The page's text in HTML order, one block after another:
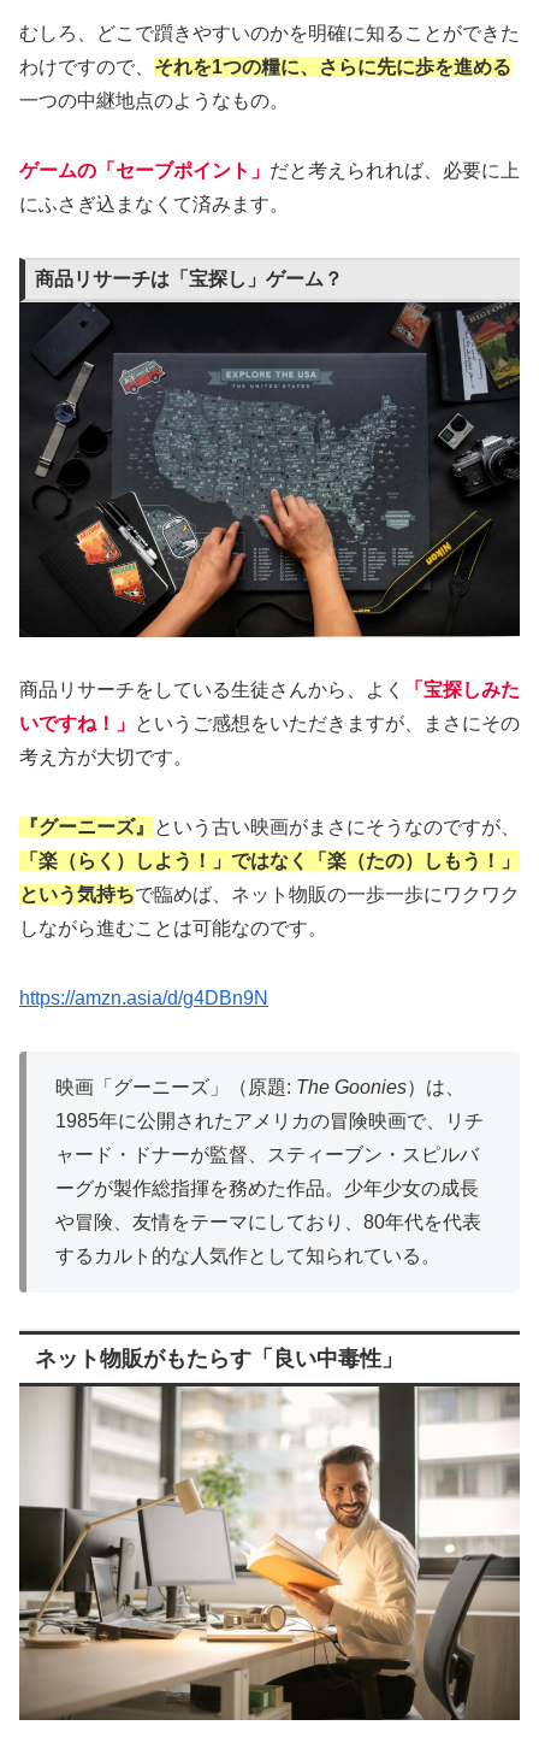
むしろ、どこで躓きやすいのかを明確に知ることができた
わけですので、 それを1つの糧に、さらに先に歩を進める
一つの中継地点のようなもの。
ゲームの「セーブポイント」 だと考えられれば、必要に上
にふさぎ込まなくて済みます。
商品リサーチは「宝探し」ゲーム？
商品リサーチをしている生徒さんから、よく
「宝探しみた
いですね！」 というご感想をいただきますが、まさにその
考え方が大切です。
『グーニーズ』
という古い映画がまさにそうなのですが、
「楽（らく）しよう！」ではなく「楽（たの）しもう！」
という気持ちで臨めば、ネット物販の一歩一歩にワクワク
しながら進むことは可能なのです。
https://amzn.asia/d/g4DBn9N
映画「グーニーズ」（原題: The Goonies）は、
1985年に公開されたアメリカの冒険映画で、リチ
ャード・ドナーが監督、スティーブン・スピルバ
ーグが製作総指揮を務めた作品。 少年少女の成長
や冒険、友情をテーマにしており、80年代を代表
するカルト的な人気作として知られている。
ネット物販がもたらす「良い中毒性」